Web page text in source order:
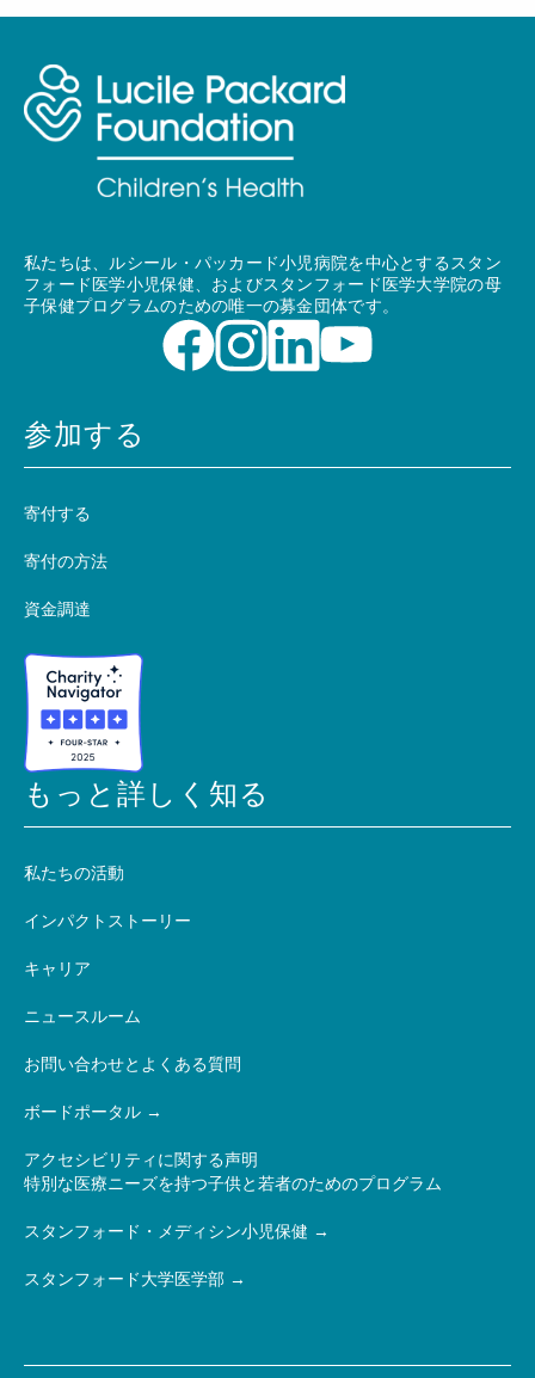
私たちは、ルシール・パッカード小児病院を中心とするスタン
フォード医学小児保健、およびスタンフォード医学大学院の母
子保健プログラムのための唯一の募金団体です。
参加する
寄付する
寄付の方法
資金調達
もっと詳しく知る
私たちの活動
インパクトストーリー
キャリア
ニュースルーム
お問い合わせとよくある質問
ボードポータル
アクセシビリティに関する声明
特別な医療ニーズを持つ子供と若者のためのプログラム
スタンフォード・メディシン小児保健
スタンフォード大学医学部